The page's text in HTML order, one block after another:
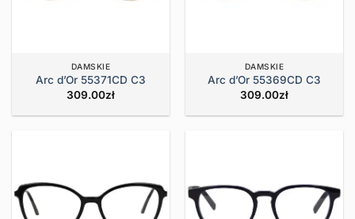
DAMSKIE
Arc d’Or 55371CD C3
309.00zł
DAMSKIE
Arc d’Or 55369CD C3
309.00zł